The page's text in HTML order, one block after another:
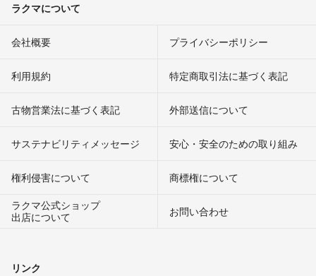
ラクマについて
会社概要 プライバシーポリシー
利用規約 特定商取引法に基づく表記
古物営業法に基づく表記 外部送信について
サステナビリティメッセージ 安心・安全のための取り組み
権利侵害について
商標権について
ラクマ公式ショップ
出店について
お問い合わせ
リンク